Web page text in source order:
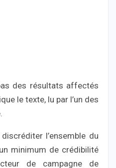
des résultats affectés
le texte, lu par l’un des
l’ensemble du
minimum de crédibilité
de campagne de